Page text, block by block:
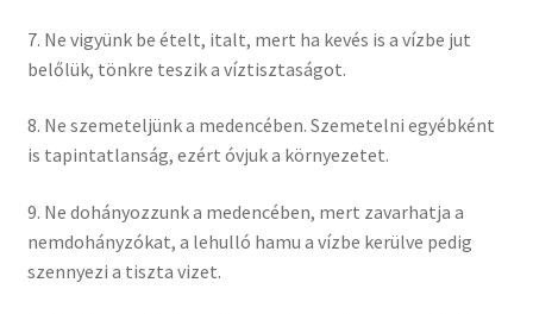
7. Ne vigyünk be ételt, italt, mert ha kevés is a vízbe jut
belőlük, tönkre teszik a víztisztaságot.
8. Ne szemeteljünk a medencében. Szemetelni egyébként
is tapintatlanság, ezért óvjuk a környezetet.
9. Ne dohányozzunk a medencében, mert zavarhatja a
nemdohányzókat, a lehulló hamu a vízbe kerülve pedig
szennyezi a tiszta vizet.